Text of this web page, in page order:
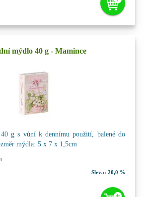
mýdlo 40 g - Mamince
g s vůní k dennímu použití, balené do
mýdla: 5 x 7 x 1,5cm
Sleva: 20,0 %